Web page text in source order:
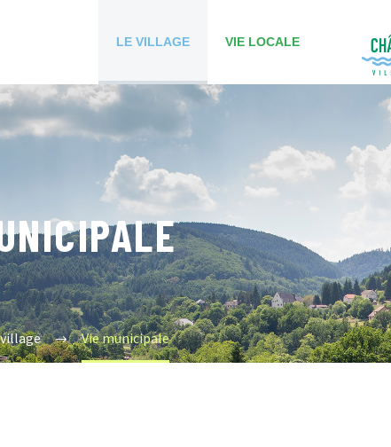
LE VILLAGE VIE LOCALE
Vie municipale